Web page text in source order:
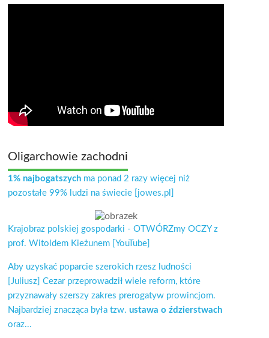
Oligarchowie zachodni
1% najbogatszych ma ponad 2 razy więcej niż
pozostałe 99% ludzi na świecie [jowes.pl]
Krajobraz polskiej gospodarki - OTWÓRZmy OCZY z
prof. Witoldem Kieżunem [YouTube]
Aby uzyskać poparcie szerokich rzesz ludności
[Juliusz] Cezar przeprowadził wiele reform, które
przyznawały szerszy zakres prerogatyw prowincjom.
Najbardziej znacząca była tzw.ustawa o ździerstwach
oraz...